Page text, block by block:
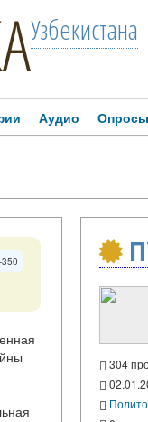
Узбекистана
Аудио Опросы
304